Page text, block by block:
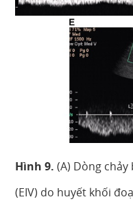
Hình 9. (A) Dòng
(EIV) do huyết khối